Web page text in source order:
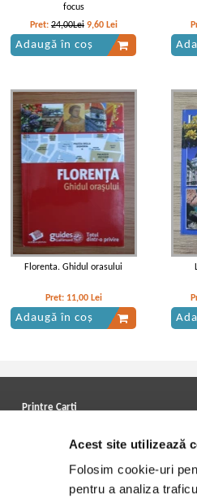
Acest site utilizează
Folosim cookie-uri
pentru a analiza
focus
Pret: 24,00Lei 9,60 Lei
Adaugă în coș
Florenta. Ghidul orasului
Pret: 11,00 Lei
Adaugă în coș
Printre Carti